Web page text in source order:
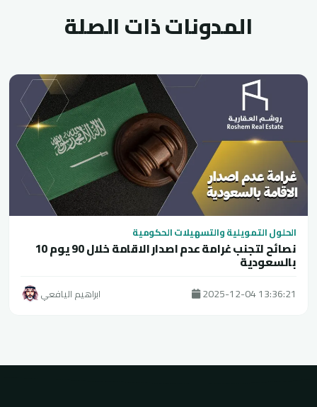
المدونات ذات الصلة
الحلول التمويلية والتسهيلات الحكومية
10 نصائح لتجنب غرامة عدم اصدار الاقامة خلال 90 يوم
بالسعودية
ابراهيم اليافعي 2025-12-04 13:36:21